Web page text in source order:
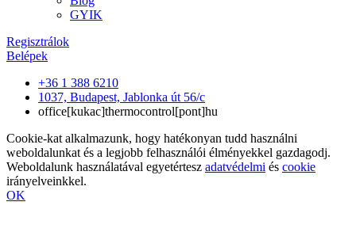
GYIK
Regisztrálok
Belépek
+36 1 388 6210
1037, Budapest, Jablonka út 56/c
office[kukac]thermocontrol[pont]hu
Cookie-kat alkalmazunk, hogy hatékonyan tudd használni
weboldalunkat és a legjobb felhasználói élményekkel gazdagodj.
Weboldalunk használatával egyetértesz adatvédelmi és cookie
irányelveinkkel.
OK